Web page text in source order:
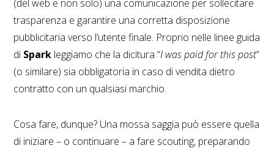
(del web e non solo) una comunicazione per sollecitare
trasparenza e garantire una corretta disposizione
pubblicitaria verso l’utente finale. Proprio nelle linee guida
di Spark leggiamo che la dicitura “I was paid for this post”
(o similare) sia obbligatoria in caso di vendita dietro
contratto con un qualsiasi marchio.
Cosa fare, dunque? Una mossa saggia può essere quella
di iniziare – o continuare – a fare scouting, preparando